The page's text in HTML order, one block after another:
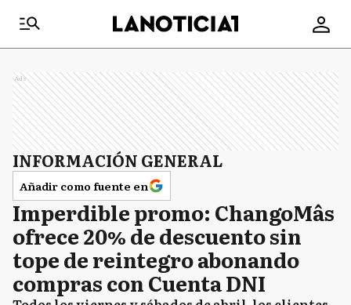
Ads
INFORMACIÓN GENERAL
Añadir como fuente en
Imperdible promo: ChangoMâs
ofrece 20% de descuento sin
tope de reintegro abonando
compras con Cuenta DNI